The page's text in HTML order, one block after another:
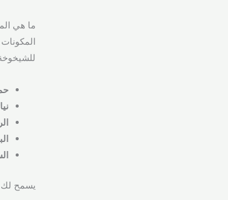
ما هي
يسمح لك